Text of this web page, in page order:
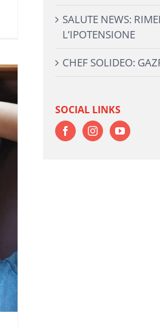
SALUTE NEWS:
L’IPOTENSIONE
CHEF SOLIDEO:
SOCIAL LINKS